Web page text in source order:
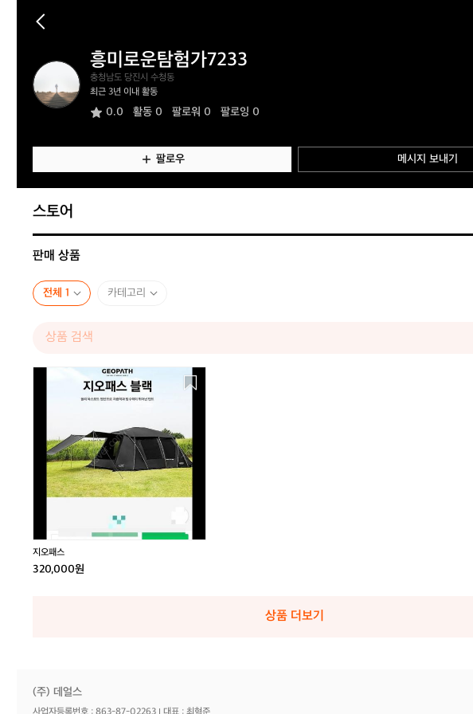
흥
미
로
험
7
2
3
3
흥미로운탐험가7233
충청남도 당진시 수청동
최근 3년 이내 활동
0.0 활동 0 팔로워 0 팔로잉 0
팔로우 메시지 보내기
스토어
판매 상품
전체 1 카테고리
지오패스
320,000원
상품 더보기
(주) 데얼스